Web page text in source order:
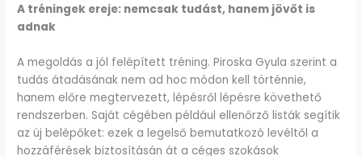
A tréningek ereje: nemcsak tudást, hanem jövőt is
adnak
A megoldás a jól felépített tréning. Piroska Gyula szerint a
tudás átadásának nem ad hoc módon kell történnie,
hanem előre megtervezett, lépésről lépésre követhető
rendszerben. Saját cégében például ellenőrző listák segítik
az új belépőket: ezek a legelső bemutatkozó levéltől a
hozzáférések biztosításán át a céges szokások